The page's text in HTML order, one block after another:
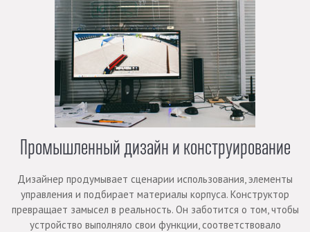
Промышленный дизайн и конструирование
Дизайнер продумывает сценарии использования, элементы
управления и подбирает материалы корпуса. Конструктор
превращает замысел в реальность. Он заботится о том, чтобы
устройство выполняло свои функции, соответствовало